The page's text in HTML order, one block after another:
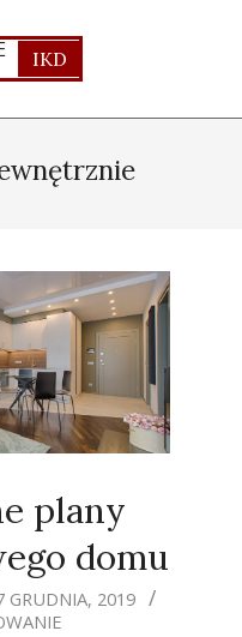
IKD
plany
domu
GRUDNIA, 2019